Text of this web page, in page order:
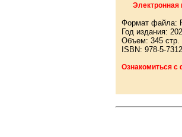
Электронная
Формат файла:
Год издания:
Объем: 345 стр.
ISBN: 978-5-
Ознакомиться с